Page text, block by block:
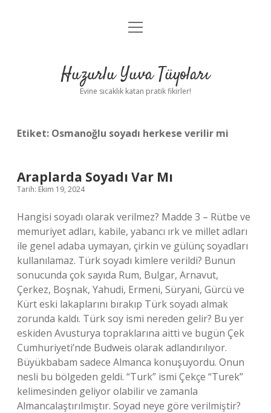
Anasayfa
Yasal Uyarı
menüyü
Huzurlu Yuva Tüyoları
Evine sıcaklık katan pratik fikirler!
Etiket: Osmanoğlu soyadı herkese verilir mi
Araplarda Soyadı Var Mı
Tarih: Ekim 19, 2024
Hangisi soyadı olarak verilmez? Madde 3 – Rütbe ve
memuriyet adları, kabile, yabancı ırk ve millet adları
ile genel adaba uymayan, çirkin ve gülünç soyadları
kullanılamaz. Türk soyadı kimlere verildi? Bunun
sonucunda çok sayıda Rum, Bulgar, Arnavut,
Çerkez, Boşnak, Yahudi, Ermeni, Süryani, Gürcü ve
Kürt eski lakaplarını bırakıp Türk soyadı almak
zorunda kaldı. Türk soy ismi nereden gelir? Bu yer
eskiden Avusturya topraklarına aitti ve bugün Çek
Cumhuriyeti’nde Budweis olarak adlandırılıyor.
Büyükbabam sadece Almanca konuşuyordu. Onun
nesli bu bölgeden geldi. “Turk” ismi Çekçe “Turek”
kelimesinden geliyor olabilir ve zamanla
Almancalaştırılmıştır. Soyad neye göre verilmiştir?